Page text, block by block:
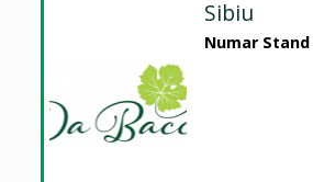
Sibiu
Numar Stand